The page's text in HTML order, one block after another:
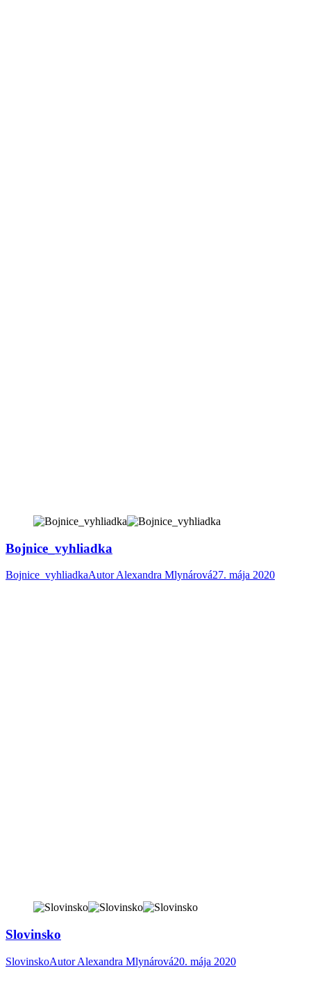
Bojnice_vyhliadka
Bojnice_vyhliadkaAutorAlexandra Mlynárová27. mája 2020
Slovinsko
SlovinskoAutorAlexandra Mlynárová20. mája 2020